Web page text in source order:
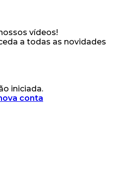
vídeos!
a todas as novidades
iniciada.
conta